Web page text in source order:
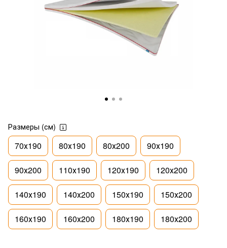
Размеры (см)
70х190 80х190 80х200 90х190
90х200 110х190 120х190 120х200
140х190 140х200 150х190 150х200
160х190 160х200 180х190 180х200